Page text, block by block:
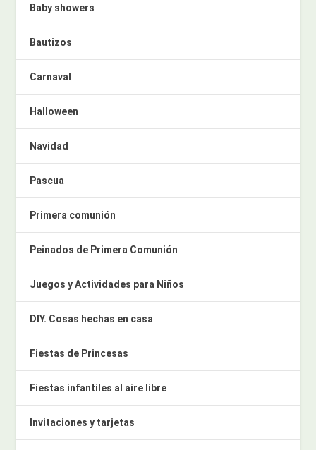
Baby showers
Bautizos
Carnaval
Halloween
Navidad
Pascua
Primera comunión
Peinados de Primera Comunión
Juegos y Actividades para Niños
DIY. Cosas hechas en casa
Fiestas de Princesas
Fiestas infantiles al aire libre
Invitaciones y tarjetas